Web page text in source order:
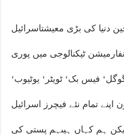
دنیا کی بڑی معیشتاسرائیل
ٹیکنالوجی میں پوری
فیس بک‘ ٹویٹر‘ یوٹیوب‘
اپنے تمام نئے فیچرز اسرائیل
ہم کہاں ہیںہم پستی کی